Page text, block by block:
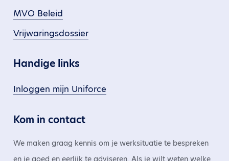
MVO Beleid
Vrijwaringsdossier
Handige links
Inloggen mijn Uniforce
Kom in contact
We maken graag kennis om je werksituatie te bespreken
en je goed en eerlijk te adviseren. Als je wilt weten welke